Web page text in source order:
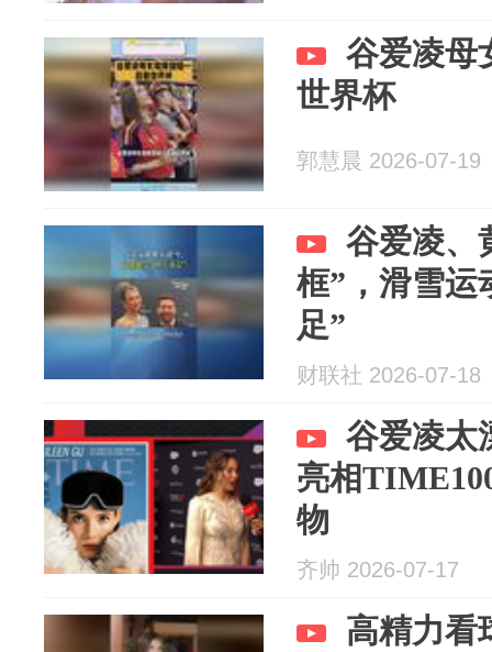
谷爱凌母
世界杯
郭慧晨 2026-07-19
谷爱凌、
框”，滑雪运
足”
财联社 2026-07-18
谷爱凌太
亮相
物
齐帅 2026-07-17
高精力看